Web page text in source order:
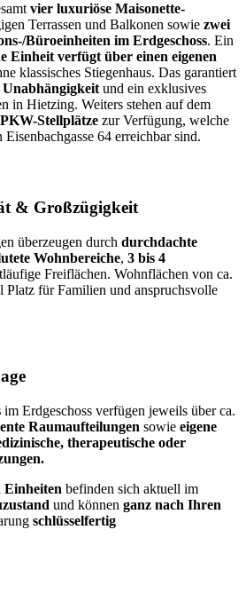
vier luxuriöse Maisonette-
Terrassen und Balkonen sowie zwei
Büroeinheiten im Erdgeschoss. Ein
Einheit verfügt über einen eigenen
klassisches Stiegenhaus. Das garantiert
Unabhängigkeitund ein exklusives
in Hietzing. Weiters stehen auf dem
Stellplätze zur Verfügung, welche
64 erreichbar sind.
& Großzügigkeit
überzeugen durch durchdachte
Wohnbereiche, 3 bis 4
Freiflächen. Wohnflächen von ca.
Platz für Familien und anspruchsvolle
im Erdgeschoss verfügen jeweils über ca.
Raumaufteilungen sowie eigene
therapeutische oder
Einheiten befinden sich aktuell im
und können ganz nach Ihren
schlüsselfertig